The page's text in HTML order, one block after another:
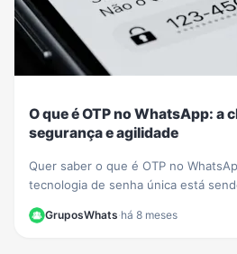
O que é OTP no WhatsApp: a
segurança e agilidade
Quer saber o que é OTP no
tecnologia de senha única está
GruposWhats·há 8 meses